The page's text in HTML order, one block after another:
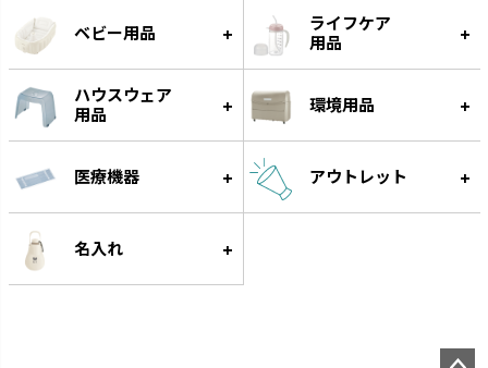
ベビー用品
ライフケア
用品
ハウスウェア
用品
環境用品
医療機器 アウトレット
名入れ